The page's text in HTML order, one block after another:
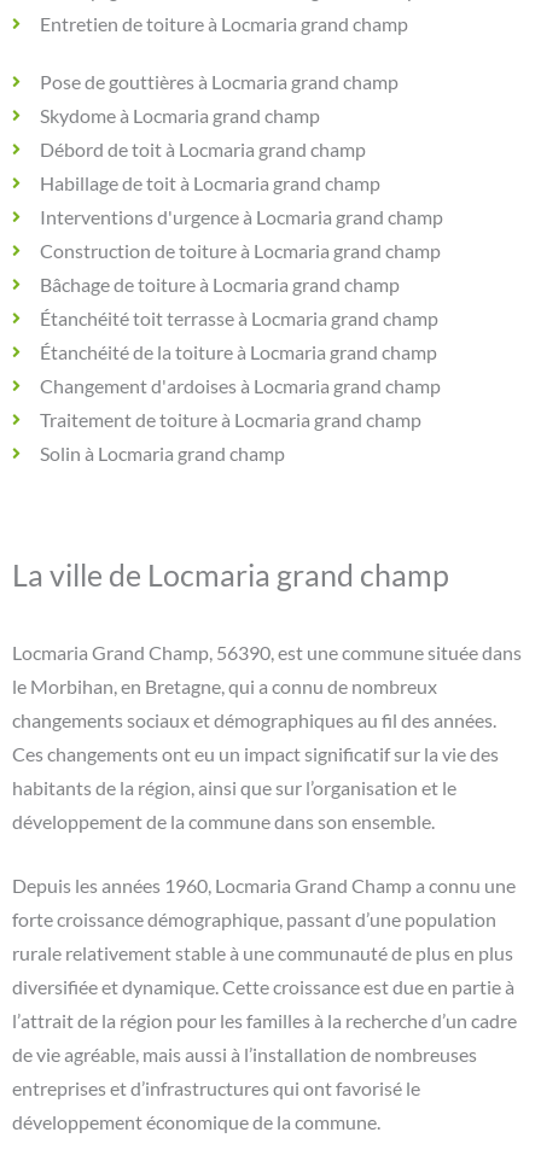
Entretien de toiture à Locmaria grand champ
Pose de gouttières à Locmaria grand champ
Skydome à Locmaria grand champ
Débord de toit à Locmaria grand champ
Habillage de toit à Locmaria grand champ
Interventions d'urgence à Locmaria grand champ
Construction de toiture à Locmaria grand champ
Bâchage de toiture à Locmaria grand champ
Étanchéité toit terrasse à Locmaria grand champ
Étanchéité de la toiture à Locmaria grand champ
Changement d'ardoises à Locmaria grand champ
Traitement de toiture à Locmaria grand champ
Solin à Locmaria grand champ
La ville de Locmaria grand champ
Locmaria Grand Champ, 56390, est une commune située dans
le Morbihan, en Bretagne, qui a connu de nombreux
changements sociaux et démographiques au fil des années.
Ces changements ont eu un impact significatif sur la vie des
habitants de la région, ainsi que sur l’organisation et le
développement de la commune dans son ensemble.
Depuis les années 1960, Locmaria Grand Champ a connu une
forte croissance démographique, passant d’une population
rurale relativement stable à une communauté de plus en plus
diversifiée et dynamique. Cette croissance est due en partie à
l’attrait de la région pour les familles à la recherche d’un cadre
de vie agréable, mais aussi à l’installation de nombreuses
entreprises et d’infrastructures qui ont favorisé le
développement économique de la commune.